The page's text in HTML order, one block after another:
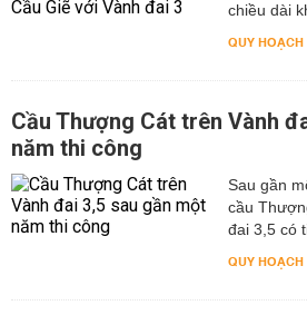
chiều dài
QUY HOẠCH
Cầu Thượng Cát trên Vành
năm thi công
Sau gần
cầu
đai 3,5 có
QUY HOẠCH